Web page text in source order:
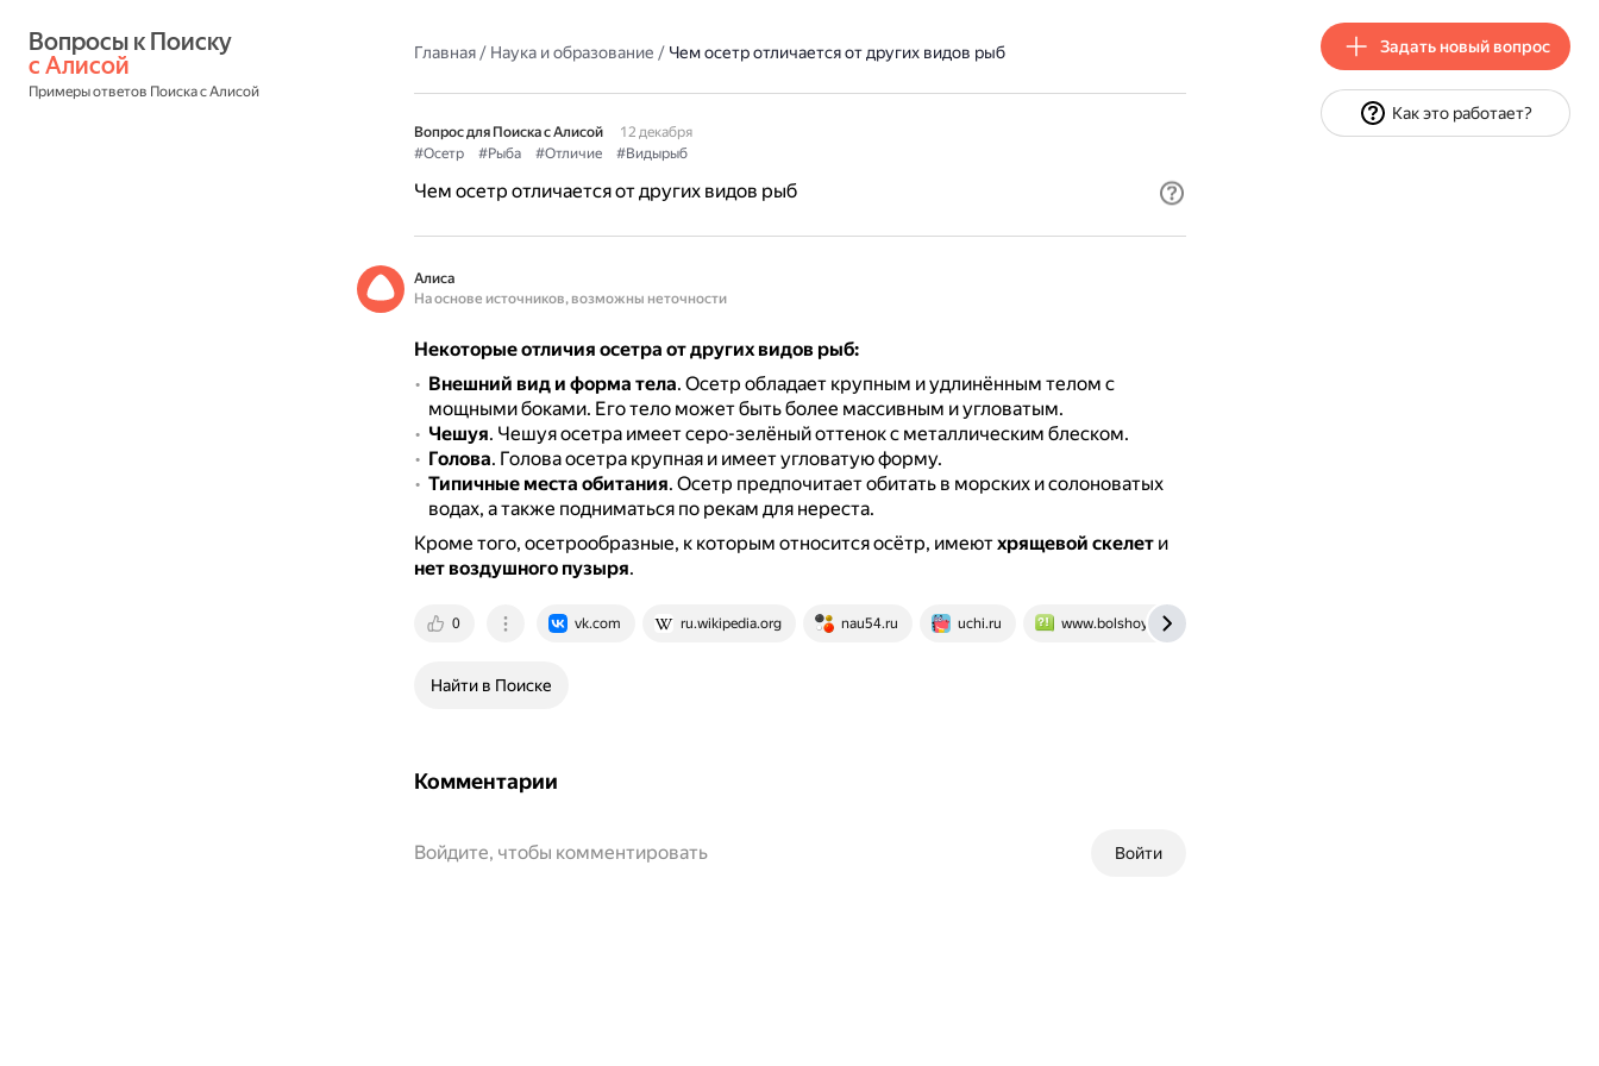
с Алисой
Примеры ответов Поиска с Алисой
Главная/ Наука и образование / Чем осетр отличается от других видов рыб
Вопрос для Поиска с Алисой
12 декабря
#Осетр
#Рыба #Отличие #Видырыб
Чем осетр отличается от других видов рыб
Алиса
На основе источников, возможны неточности
Некоторые отличия осетра от других видов рыб:
Внешний вид и форма тела. Осетр обладает крупным и удлинённым телом с
мощными боками. Его тело может быть более массивным и угловатым.
Чешуя. Чешуя осетра имеет серо-зелёный оттенок с металлическим блеском.
Голова. Голова осетра крупная и имеет угловатую форму.
Типичные места обитания. Осетр предпочитает обитать в морских и солоноватых
водах, а также подниматься по рекам для нереста.
Кроме того, осетрообразные, к которым относится осётр, имеютхрящевой скелети
нет воздушного пузыря.
0 vk.com ru.wikipedia.org nau54.ru uchi.ru www.bolshoyvopros.ru
Найти в Поиске
Комментарии
Войти
Войдите, чтобы комментировать
Задать новый вопрос
Как это работает?